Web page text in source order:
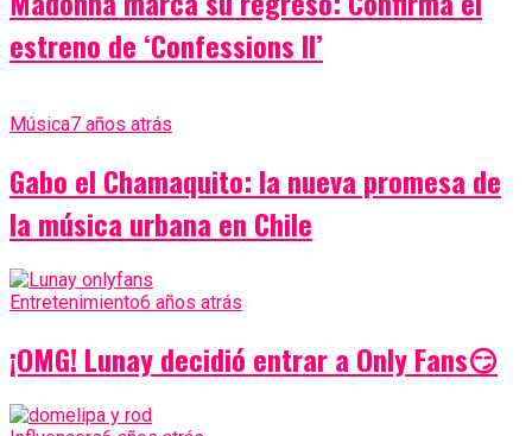
estreno de ‘Confessions II’
Música7 años atrás
Gabo el Chamaquito: la nueva promesa de
la música urbana en Chile
Entretenimiento6 años atrás
¡OMG! Lunay decidió entrar a Only Fans😏